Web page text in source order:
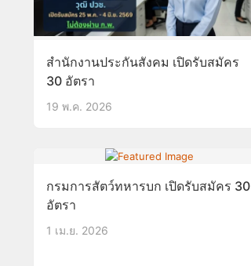
สำนักงานประกันสังคม เปิดรับสมัคร
30 อัตรา
19 พ.ค. 2026
กรมการสัตว์ทหารบก เปิดรับสมัคร 30
อัตรา
1 เม.ย. 2026